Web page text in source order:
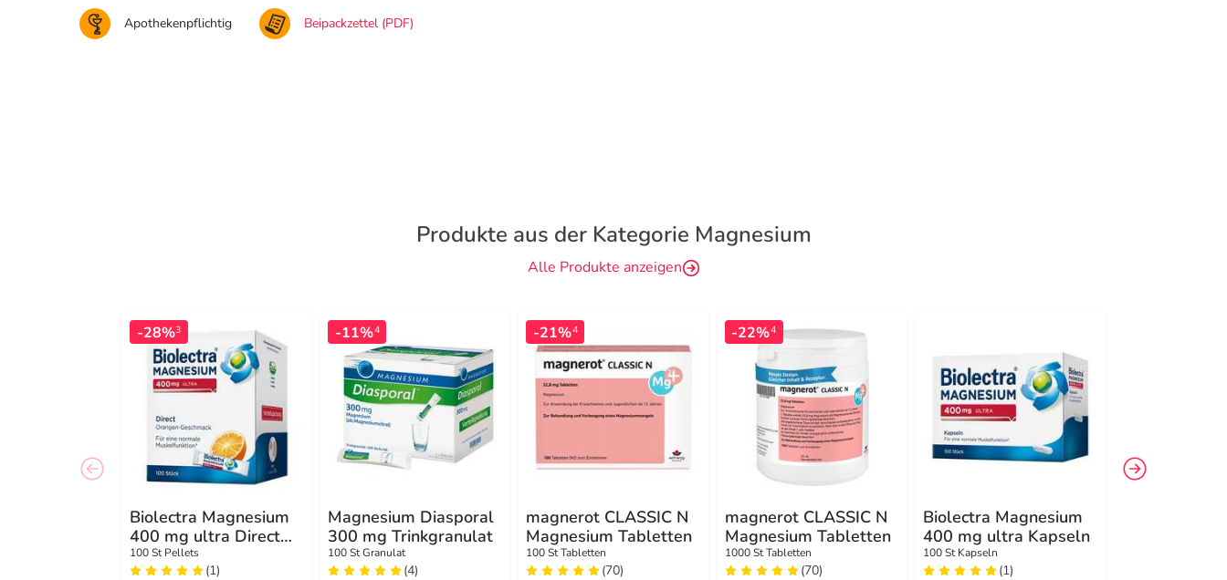
Apothekenpflichtig Beipackzettel (PDF)
Produkte aus der Kategorie Magnesium
Alle Produkte anzeigen
-28%3
Biolectra Magnesium
400 mg ultra Direct
Orange
100 St Pellets
(1)
-11%4
Magnesium Diasporal
300 mg Trinkgranulat
100 St Granulat
(4)
-21%4
magnerot CLASSIC N
Magnesium Tabletten
100 St Tabletten
(70)
-22%4
magnerot CLASSIC N
Magnesium Tabletten
1000 St Tabletten
(70)
Biolectra Magnesium
400 mg ultra Kapseln
100 St Kapseln
(1)